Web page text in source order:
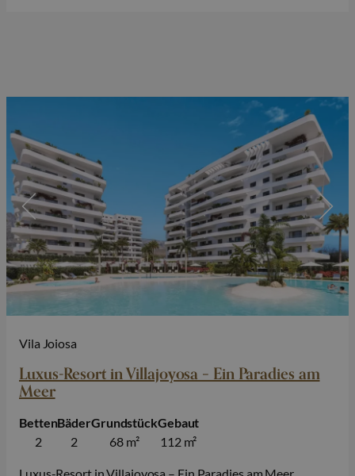
Vila Joiosa
Luxus-Resort in Villajoyosa – Ein Paradies am
Meer
2
Betten
2
Bäder
68 m²
Grundstück
112 m²
Gebaut